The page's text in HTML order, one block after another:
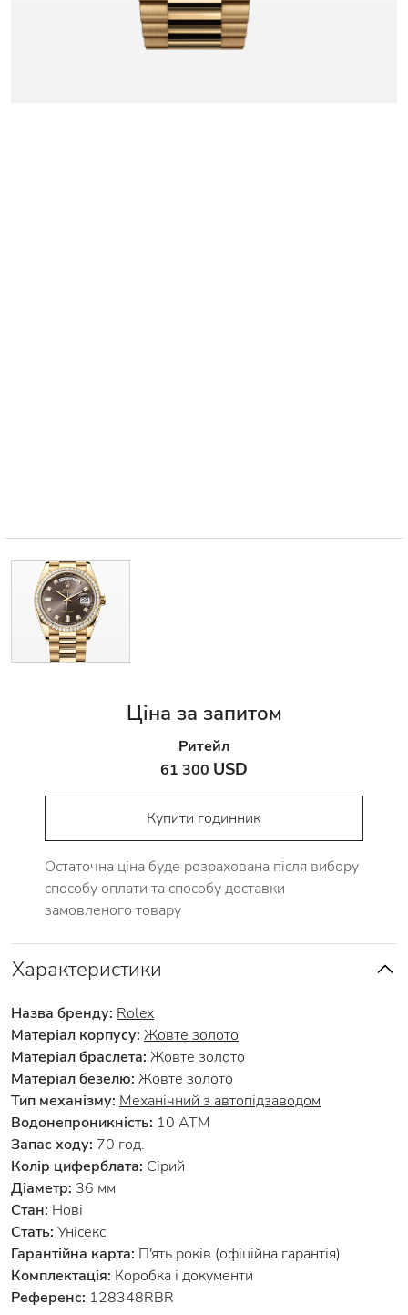
Ціна за запитом
Ритейл
61 300 USD
Купити годинник
Остаточна ціна буде розрахована після вибору
способу оплати та способу доставки
замовленого товару
Характеристики
Назва бренду: Rolex
Матеріал корпусу: Жовте золото
Матеріал браслета: Жовте золото
Матеріал безелю: Жовте золото
Тип механізму: Механічний з автопідзаводом
Водонепроникність: 10 АТМ
Запас ходу: 70 год.
Колір циферблата: Сірий
Діаметр: 36 мм
Стан: Нові
Стать: Унісекс
Гарантійна карта: П'ять років (офіційна гарантія)
Комплектація: Коробка і документи
Референс: 128348RBR